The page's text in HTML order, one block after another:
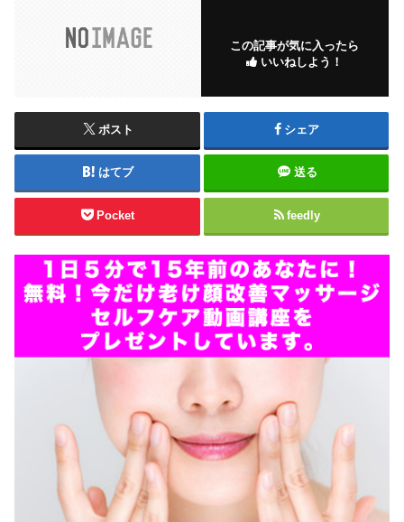
この記事が気に入ったら
いいねしよう！
ポスト シェア
はてブ 送る
Pocket feedly